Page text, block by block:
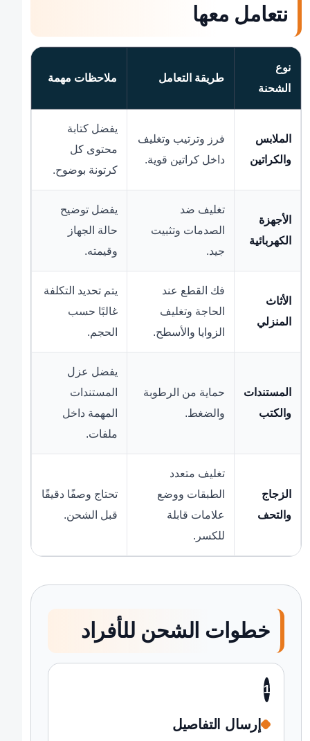
نتعامل معها
نوع
الشحنة
طريقة التعامل ملاحظات مهمة
الملابس
والكراتين
فرز وترتيب وتغليف
داخل كراتين قوية.
يفضل كتابة
محتوى كل
كرتونة بوضوح.
الأجهزة
الكهربائية
تغليف ضد
الصدمات وتثبيت
جيد.
يفضل توضيح
حالة الجهاز
وقيمته.
الأثاث
المنزلي
فك القطع عند
الحاجة وتغليف
الزوايا والأسطح.
يتم تحديد التكلفة
غالبًا حسب
الحجم.
المستندات
والكتب
حماية من الرطوبة
والضغط.
يفضل عزل
المستندات
المهمة داخل
ملفات.
الزجاج
والتحف
تغليف متعدد
الطبقات ووضع
علامات قابلة
للكسر.
تحتاج وصفًا دقيقًا
قبل الشحن.
خطوات الشحن للأفراد
1
إرسال التفاصيل